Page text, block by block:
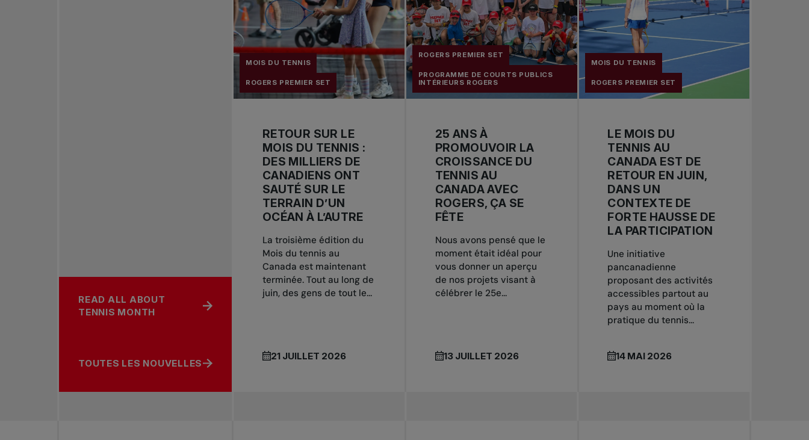
READ ALL ABOUT
TENNIS MONTH
TOUTES LES NOUVELLES
MOIS DU TENNIS
ROGERS PREMIER SET
RETOUR SUR LE
MOIS DU TENNIS :
DES MILLIERS DE
CANADIENS ONT
SAUTÉ SUR LE
TERRAIN D’UN
OCÉAN À L’AUTRE
La troisième édition du
Mois du tennis au
Canada est maintenant
terminée. Tout au long de
juin, des gens de tout le...
21 JUILLET 2026
ROGERS PREMIER SET
PROGRAMME DE COURTS PUBLICS
INTÉRIEURS ROGERS
25 ANS À
PROMOUVOIR LA
CROISSANCE DU
TENNIS AU
CANADA AVEC
ROGERS, ÇA SE
FÊTE
Nous avons pensé que le
moment était idéal pour
vous donner un aperçu
de nos projets visant à
célébrer le 25e...
13 JUILLET 2026
MOIS DU TENNIS
ROGERS PREMIER SET
LE MOIS DU
TENNIS AU
CANADA EST DE
RETOUR EN JUIN,
DANS UN
CONTEXTE DE
FORTE HAUSSE DE
LA PARTICIPATION
Une initiative
pancanadienne
proposant des activités
accessibles partout au
pays au moment où la
pratique du tennis...
14 MAI 2026